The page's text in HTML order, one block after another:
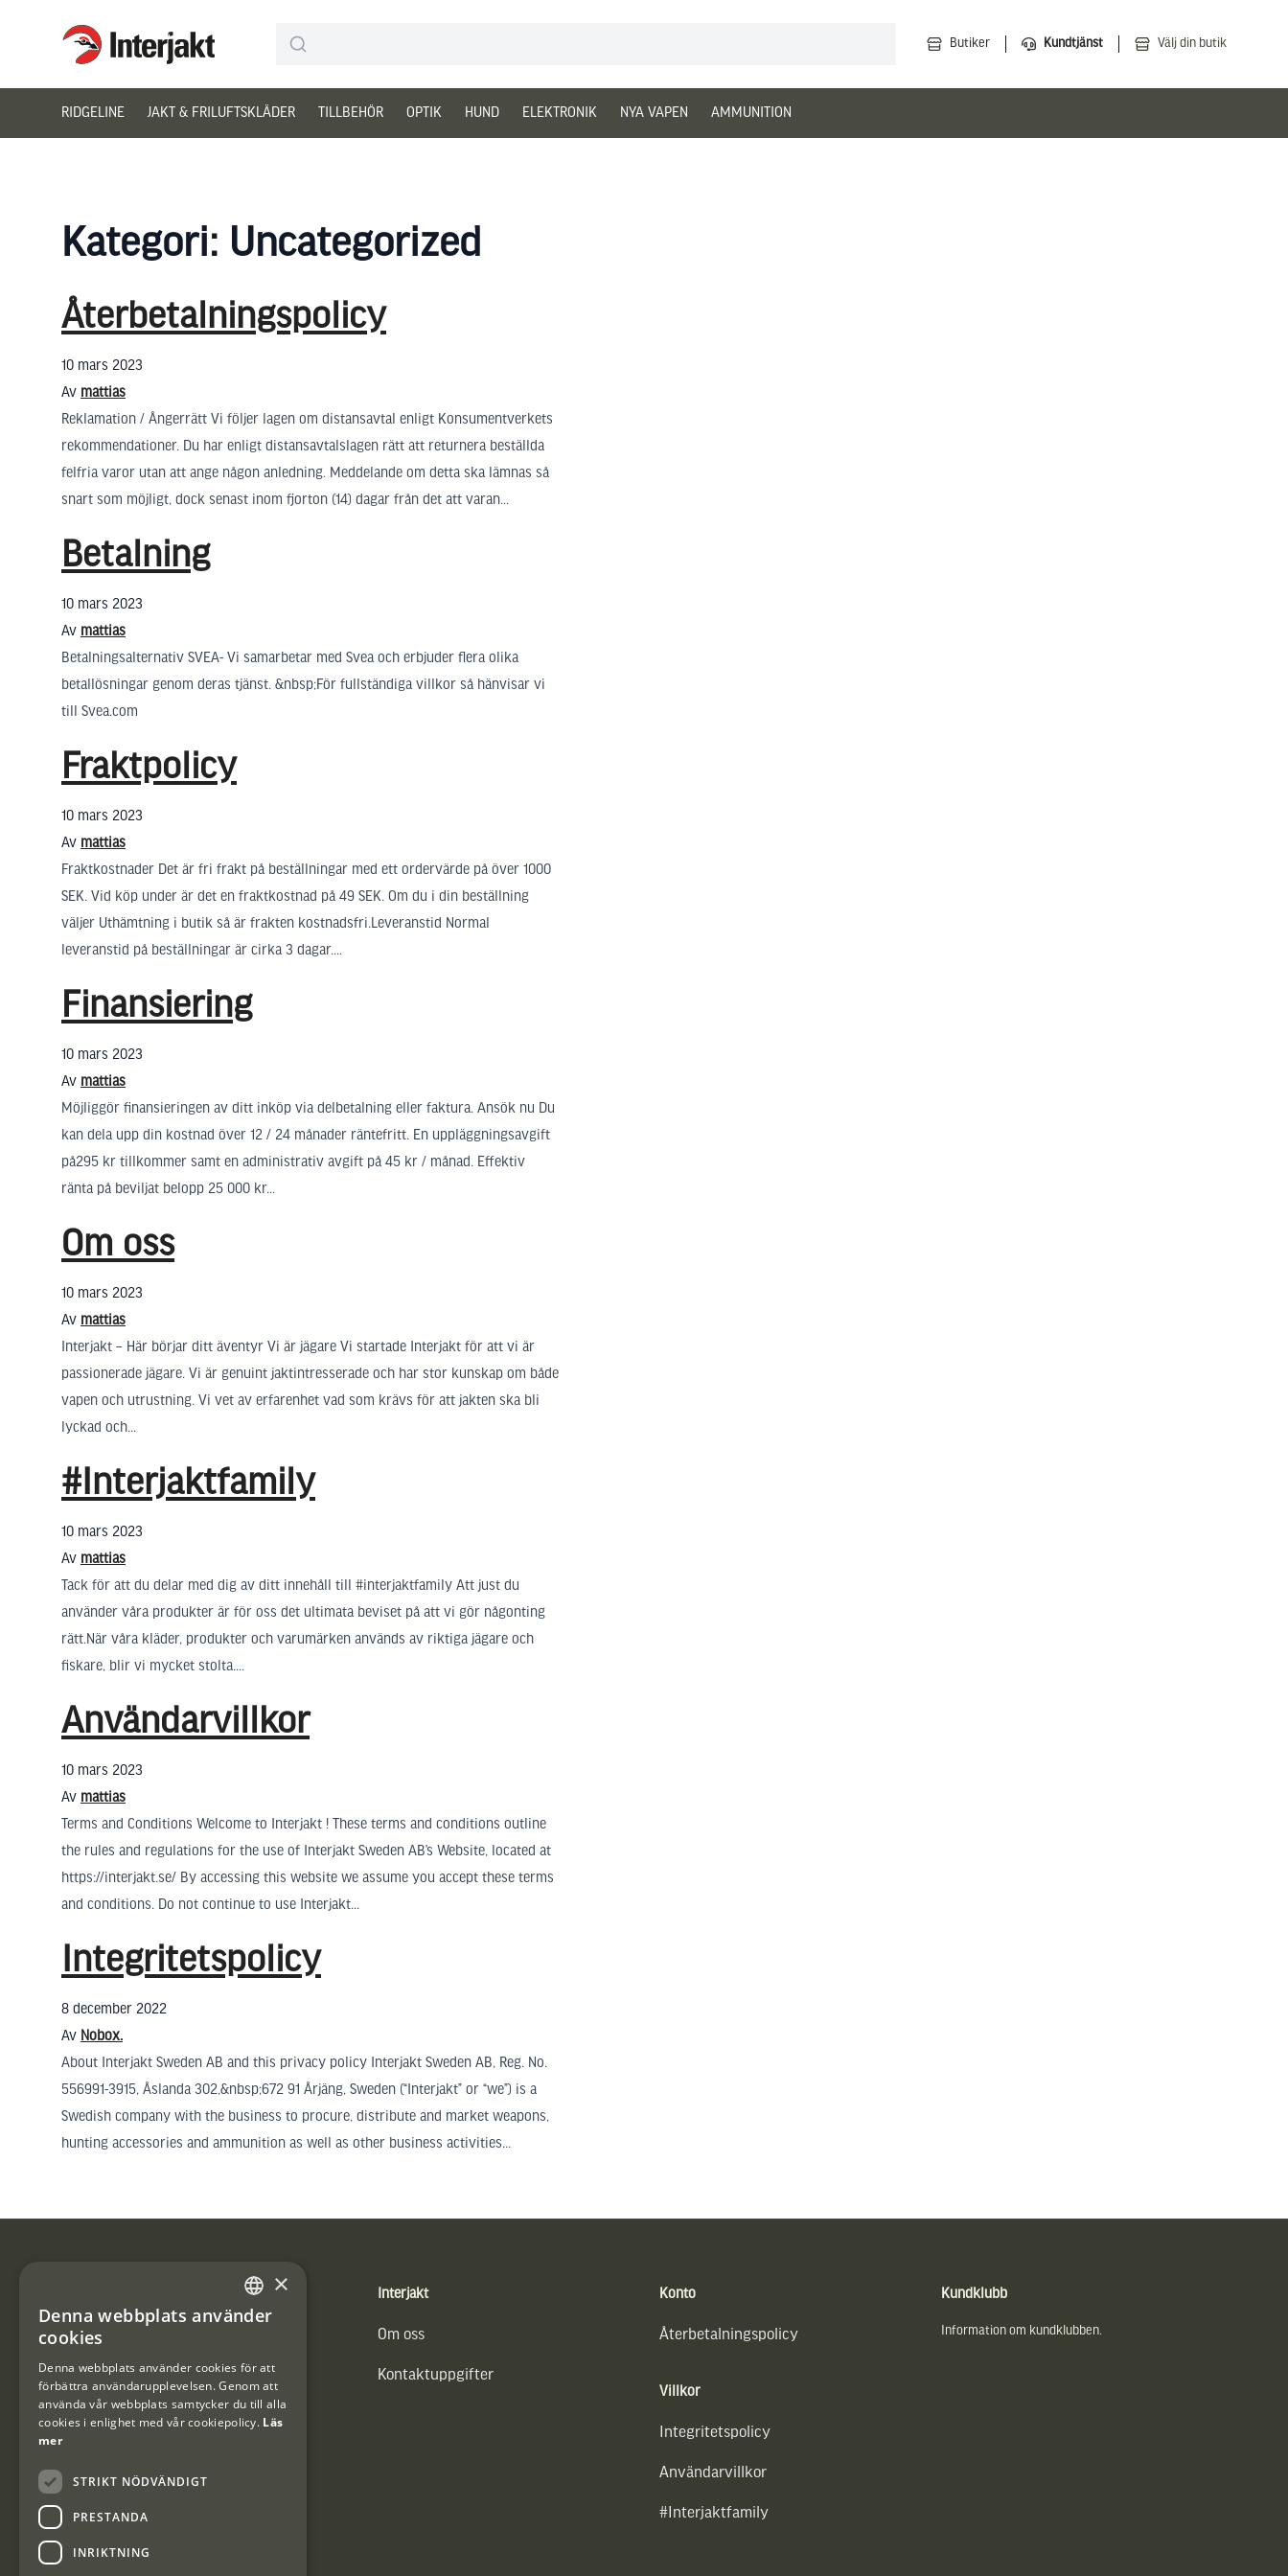
Interjakt SE Butiker Kundtjänst Välj din butik
RIDGELINE JAKT & FRILUFTSKLÄDER TILLBEHÖR OPTIK HUND ELEKTRONIK NYA VAPEN AMMUNITION
Kategori: Uncategorized
Återbetalningspolicy
10 mars 2023
Av mattias
Reklamation / Ångerrätt Vi följer lagen om distansavtal enligt Konsumentverkets
rekommendationer. Du har enligt distansavtalslagen rätt att returnera beställda
felfria varor utan att ange någon anledning. Meddelande om detta ska lämnas så
snart som möjligt, dock senast inom fjorton (14) dagar från det att varan...
Betalning
10 mars 2023
Av mattias
Betalningsalternativ SVEA- Vi samarbetar med Svea och erbjuder flera olika
betallösningar genom deras tjänst. &nbsp;För fullständiga villkor så hänvisar vi
till Svea.com
Fraktpolicy
10 mars 2023
Av mattias
Fraktkostnader Det är fri frakt på beställningar med ett ordervärde på över 1000
SEK. Vid köp under är det en fraktkostnad på 49 SEK. Om du i din beställning
väljer Uthämtning i butik så är frakten kostnadsfri.Leveranstid Normal
leveranstid på beställningar är cirka 3 dagar....
Finansiering
10 mars 2023
Av mattias
Möjliggör finansieringen av ditt inköp via delbetalning eller faktura. Ansök nu Du
kan dela upp din kostnad över 12 / 24 månader räntefritt. En uppläggningsavgift
på295 kr tillkommer samt en administrativ avgift på 45 kr / månad. Effektiv
ränta på beviljat belopp 25 000 kr...
Om oss
10 mars 2023
Av mattias
Interjakt – Här börjar ditt äventyr Vi är jägare Vi startade Interjakt för att vi är
passionerade jägare. Vi är genuint jaktintresserade och har stor kunskap om både
vapen och utrustning. Vi vet av erfarenhet vad som krävs för att jakten ska bli
lyckad och...
#Interjaktfamily
10 mars 2023
Av mattias
Tack för att du delar med dig av ditt innehåll till #interjaktfamily Att just du
använder våra produkter är för oss det ultimata beviset på att vi gör någonting
rätt.När våra kläder, produkter och varumärken används av riktiga jägare och
fiskare, blir vi mycket stolta....
Användarvillkor
10 mars 2023
Av mattias
Terms and Conditions Welcome to Interjakt ! These terms and conditions outline
the rules and regulations for the use of Interjakt Sweden AB’s Website, located at
https://interjakt.se/ By accessing this website we assume you accept these terms
and conditions. Do not continue to use Interjakt...
Integritetspolicy
8 december 2022
Av Nobox.
About Interjakt Sweden AB and this privacy policy Interjakt Sweden AB, Reg. No.
556991-3915, Åslanda 302,&nbsp;672 91 Årjäng, Sweden (“Interjakt” or “we”) is a
Swedish company with the business to procure, distribute and market weapons,
hunting accessories and ammunition as well as other business activities...
Vännäs Friluftbyxa
Interjakt
Om oss
Kontaktuppgifter
Konto
Återbetalningspolicy
Villkor
Integritetspolicy
Användarvillkor
#Interjaktfamily
Kundklubb
Information om kundklubben.
SWEDISH
×
Denna webbplats använder
cookies
Denna webbplats använder cookies för att
förbättra användarupplevelsen. Genom att
använda vår webbplats samtycker du till alla
cookies i enlighet med vår cookiepolicy. Läs
mer
STRIKT NÖDVÄNDIGT
PRESTANDA
INRIKTNING